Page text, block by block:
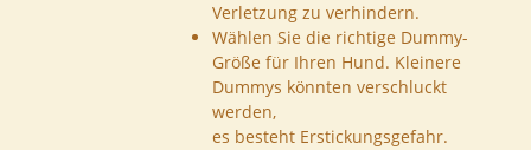
Verletzung zu verhindern.
Wählen Sie die richtige Dummy-
Größe für Ihren Hund. Kleinere
Dummys könnten verschluckt
werden,
es besteht Erstickungsgefahr.